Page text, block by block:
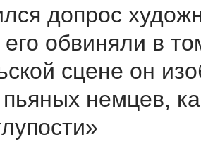
допрос
обвиняли в
сцене он
немцев,